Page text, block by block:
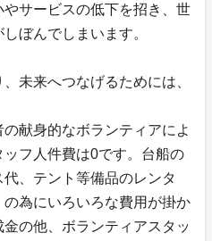
サービスの低下を招き、世
ぼんでしまいます。
未来へつなげるためには、
献身的なボランティアによ
フ人件費は0です。台船の
、テント等備品のレンタ
為にいろいろな費用が掛か
の他、ボランティアスタッ